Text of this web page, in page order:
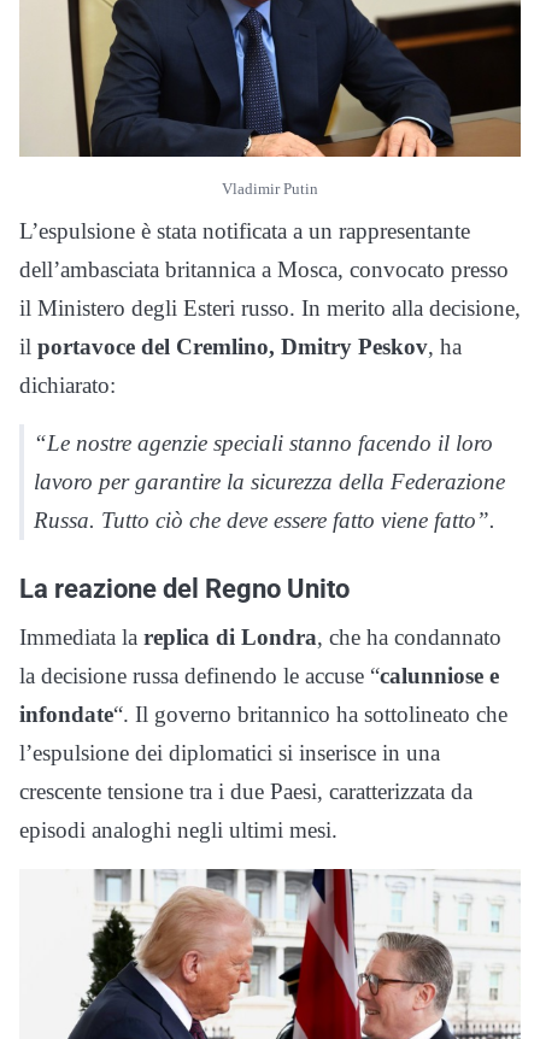
Vladimir Putin
L’espulsione è stata notificata a un rappresentante
dell’ambasciata britannica a Mosca, convocato presso
il Ministero degli Esteri russo. In merito alla decisione,
il portavoce del Cremlino, Dmitry Peskov, ha
dichiarato:
“Le nostre agenzie speciali stanno facendo il loro
lavoro per garantire la sicurezza della Federazione
Russa. Tutto ciò che deve essere fatto viene fatto”.
La reazione del Regno Unito
Immediata la replica di Londra, che ha condannato
la decisione russa definendo le accuse “calunniose e
infondate“. Il governo britannico ha sottolineato che
l’espulsione dei diplomatici si inserisce in una
crescente tensione tra i due Paesi, caratterizzata da
episodi analoghi negli ultimi mesi.